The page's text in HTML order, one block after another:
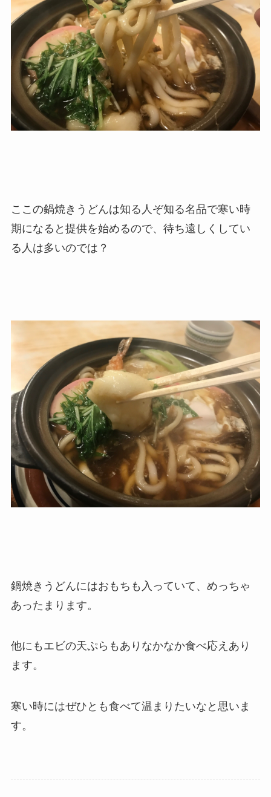
ここの鍋焼きうどんは知る人ぞ知る名品で寒い時
期になると提供を始めるので、待ち遠しくしてい
る人は多いのでは？
鍋焼きうどんにはおもちも入っていて、めっちゃ
あったまります。
他にもエビの天ぷらもありなかなか食べ応えあり
ます。
寒い時にはぜひとも食べて温まりたいなと思いま
す。